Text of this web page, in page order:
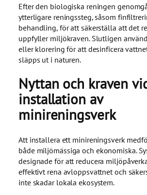
Efter den biologiska reningen
ytterligare reningssteg, såsom
behandling, för att säkerställa att det
uppfyller miljökraven. Slutligen
eller klorering för att desinficera
släpps ut i naturen.
Nyttan och kraven
installation av
minireningsverk
Att installera ett minireningsverk
både miljömässiga och ekonomiska.
designade för att reducera
effektivt rena avloppsvattnet och
inte skadar lokala ekosystem.